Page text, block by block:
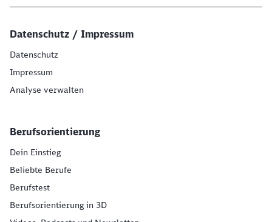
Datenschutz / Impressum
Datenschutz
Impressum
Analyse verwalten
Berufsorientierung
Dein Einstieg
Beliebte Berufe
Berufstest
Berufsorientierung in 3D